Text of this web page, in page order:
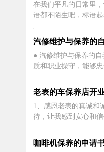
中央空调产品（具体
在我们平凡的日常里
语都不陌生吧，标语
理的中考励志标语，
欢。1、在即将中考的
在远方倾诉我的祝福
功与好运相伴，中考
汽修维护与保养的
● 汽修维护与保养的
质和职业操守，能够
善于开创，能承受较
合作，具有年轻人火
一个有技术，会管理
努力和奋斗的目标。当
老表的车保养店开
1、感恩老表的真诚和
待，让我感到安心和
这家新车店的开业感到
找到新的驾驶乐趣。4
咖啡机保养的申请